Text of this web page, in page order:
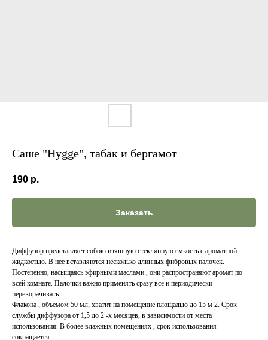
Саше "Hygge", табак и бергамот
190 р.
Заказать
Диффузор представляет собою изящную стеклянную емкость с ароматной
жидкостью. В нее вставляются несколько длинных фибровых палочек.
Постепенно, насыщаясь эфирными маслами , они распространяют аромат по
всей комнате. Палочки важно применять сразу все и периодически
переворачивать.
Флакона , объемом 50 мл, хватит на помещение площадью до 15 м 2. Срок
службы диффузора от 1,5 до 2 -х месяцев, в зависимости от места
использования. В более влажных помещениях , срок использования
сокращается.